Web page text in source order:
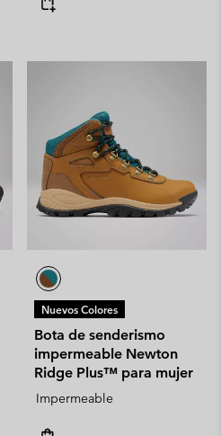
Nuevos Colores
Bota de senderismo
impermeable Newton
Ridge Plus™ para mujer
Impermeable